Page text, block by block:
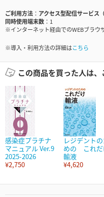
ご利用方法
アクセス型配信サービス
同時使用端末数
1
※インターネット経由でのWEBブラウ
※導入・利用方法の詳細はこちら
この商品を買った人は、
感染症プラチナ
マニュアル Ver.9
2025-2026
¥2,750
レジデント
めの これだ
輸液
¥4,620